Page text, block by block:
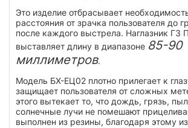
Это изделие отбрасывает
расстояния от зрачка пользователя до
после каждого выстрела. Наглазник Г3
выставляет длину в диапазоне 85-90
миллиметров.
Модель БХ-ЕЦ02 плотно прилегает к
защищает пользователя от сложных
этого вытекает то, что дождь, грязь,
солнечные лучи не помешают
выполнен из резины, благодаря этому